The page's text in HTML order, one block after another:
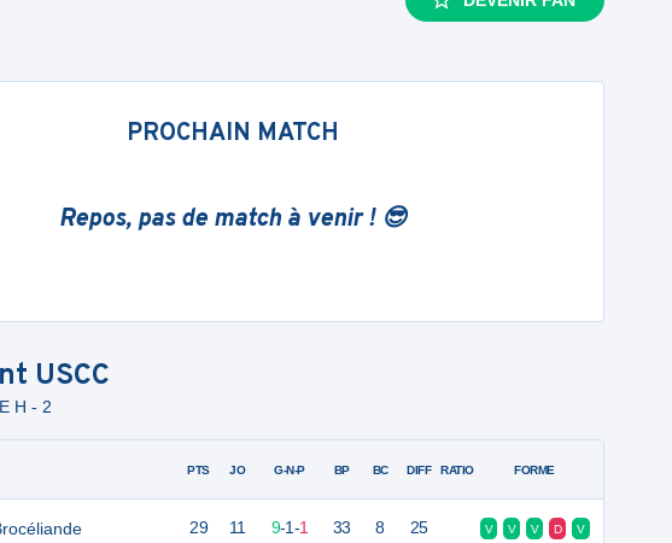
PROCHAIN MATCH
Repos, pas de match à venir ! 😎
USCC
H - 2
PTS JO G-N-P BP BC DIFF RATIO FORME
29 11 9-1-1 33 8 25 V V V D V